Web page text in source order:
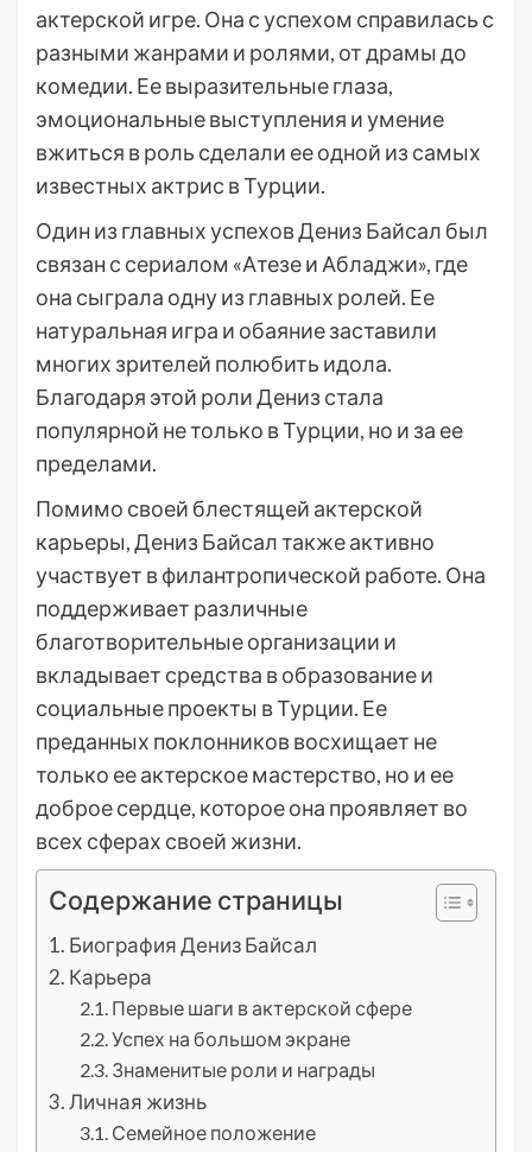
актерской игре. Она с успехом справилась с
разными жанрами и ролями, от драмы до
комедии. Ее выразительные глаза,
эмоциональные выступления и умение
вжиться в роль сделали ее одной из самых
известных актрис в Турции.
Один из главных успехов Дениз Байсал был
связан с сериалом «Атезе и Абладжи», где
она сыграла одну из главных ролей. Ее
натуральная игра и обаяние заставили
многих зрителей полюбить идола.
Благодаря этой роли Дениз стала
популярной не только в Турции, но и за ее
пределами.
Помимо своей блестящей актерской
карьеры, Дениз Байсал также активно
участвует в филантропической работе. Она
поддерживает различные
благотворительные организации и
вкладывает средства в образование и
социальные проекты в Турции. Ее
преданных поклонников восхищает не
только ее актерское мастерство, но и ее
доброе сердце, которое она проявляет во
всех сферах своей жизни.
Содержание страницы
Биография Дениз Байсал
Карьера
Первые шаги в актерской сфере
Успех на большом экране
Знаменитые роли и награды
Личная жизнь
Семейное положение